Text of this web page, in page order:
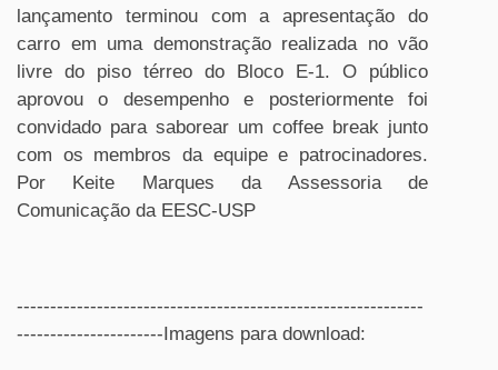
lançamento terminou com a apresentação do
carro em uma demonstração realizada no vão
livre do piso térreo do Bloco E-1. O público
aprovou o desempenho e posteriormente foi
convidado para saborear um coffee break junto
com os membros da equipe e patrocinadores.
Por Keite Marques da Assessoria de
Comunicação da EESC-USP
-------------------------------------------------------------
----------------------Imagens para download: